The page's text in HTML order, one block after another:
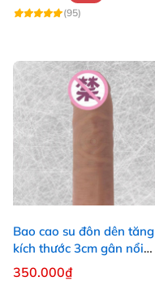
(95)
Bao cao su đôn dên tăng
kích thước 3cm gân nổi
giống thật
350.000₫